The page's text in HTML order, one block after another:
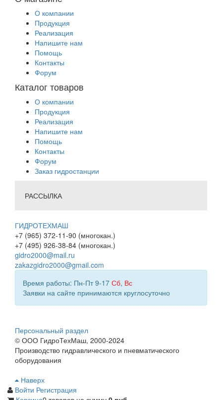
О компании
Продукция
Реализация
Напишите нам
Помощь
Контакты
Форум
Каталог товаров
О компании
Продукция
Реализация
Напишите нам
Помощь
Контакты
Форум
Заказ гидростанции
РАССЫЛКА
ГИДРОТЕХМАШ
+7 (965) 372-11-90 (многокан.)
+7 (495) 926-38-84 (многокан.)
gidro2000@mail.ru
zakazgidro2000@gmail.com
Время работы: Пн-Пт 9-17 Сб, Вс
Заявки на сайте принимаются круглосуточно
Персональный раздел
© ООО ГидроТехМаш, 2000-2024
Производство гидравлического и пневматического
оборудования
Наверх
Войти Регистрация